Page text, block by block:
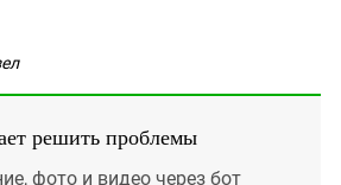
решить проблемы
фото и видео через бот